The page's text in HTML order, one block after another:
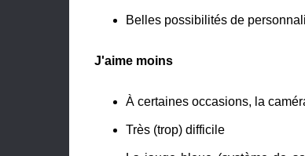
Belles possibilités de
J'aime moins
À certaines occasions, la
Très (trop) difficile